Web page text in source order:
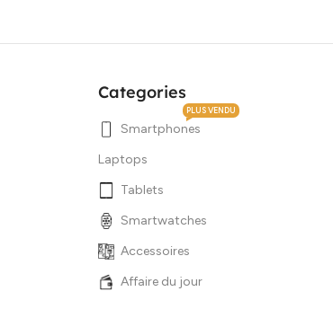
Categories
Smartphones
PLUS VENDU
Laptops
Tablets
Smartwatches
Accessoires
Affaire du jour